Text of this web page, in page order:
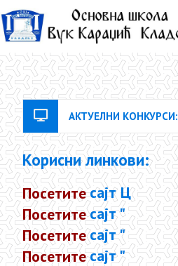
АКТУЕЛНИ КОНКУРСИ:
Корисни линкови:
Посетитесајт Цен
Посетитесајт"Ме
Посетитесајт"Br
Посетитесајт"НТ